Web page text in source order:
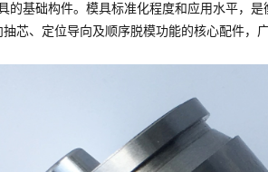
基础构件。模具标准化程度和应用水平，
芯、定位导向及顺序脱模功能的核心配件